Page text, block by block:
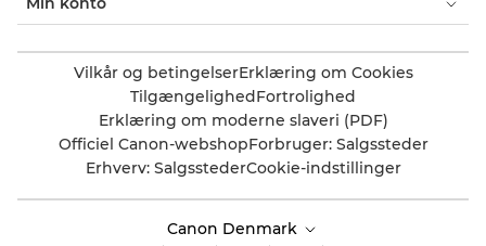
Vilkår og betingelserErklæring om Cookies
TilgængelighedFortrolighed
Erklæring om moderne slaveri (PDF)
Officiel Canon-webshopForbruger: Salgssteder
Erhverv: SalgsstederCookie-indstillinger
Canon Denmark